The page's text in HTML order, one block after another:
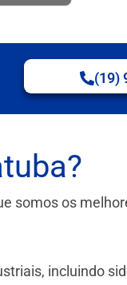
(19)
somos os
incluindo